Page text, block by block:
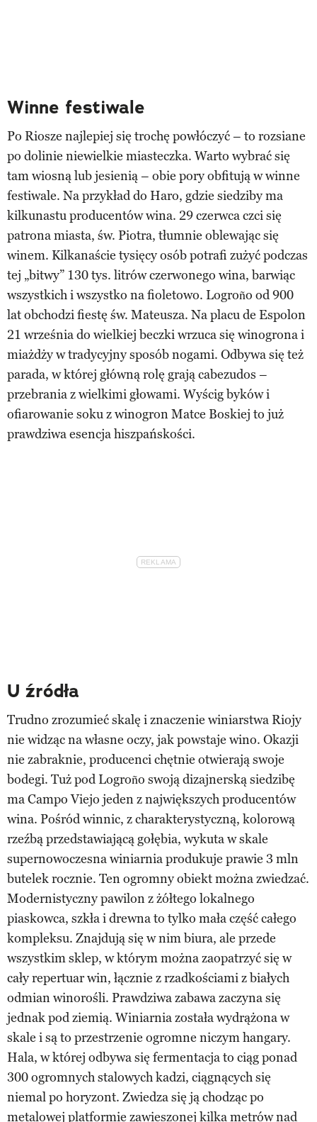
Winne festiwale
Po Riosze najlepiej się trochę powłóczyć – to rozsiane
po dolinie niewielkie miasteczka. Warto wybrać się
tam wiosną lub jesienią – obie pory obfitują w winne
festiwale. Na przykład do Haro, gdzie siedziby ma
kilkunastu producentów wina. 29 czerwca czci się
patrona miasta, św. Piotra, tłumnie oblewając się
winem. Kilkanaście tysięcy osób potrafi zużyć podczas
tej „bitwy” 130 tys. litrów czerwonego wina, barwiąc
wszystkich i wszystko na fioletowo. Logroño od 900
lat obchodzi fiestę św. Mateusza. Na placu de Espolon
21 września do wielkiej beczki wrzuca się winogrona i
miażdży w tradycyjny sposób nogami. Odbywa się też
parada, w której główną rolę grają cabezudos –
przebrania z wielkimi głowami. Wyścig byków i
ofiarowanie soku z winogron Matce Boskiej to już
prawdziwa esencja hiszpańskości.
U źródła
Trudno zrozumieć skalę i znaczenie winiarstwa Riojy
nie widząc na własne oczy, jak powstaje wino. Okazji
nie zabraknie, producenci chętnie otwierają swoje
bodegi. Tuż pod Logroño swoją dizajnerską siedzibę
ma Campo Viejo jeden z największych producentów
wina. Pośród winnic, z charakterystyczną, kolorową
rzeźbą przedstawiającą gołębia, wykuta w skale
supernowoczesna winiarnia produkuje prawie 3 mln
butelek rocznie. Ten ogromny obiekt można zwiedzać.
Modernistyczny pawilon z żółtego lokalnego
piaskowca, szkła i drewna to tylko mała część całego
kompleksu. Znajdują się w nim biura, ale przede
wszystkim sklep, w którym można zaopatrzyć się w
cały repertuar win, łącznie z rzadkościami z białych
odmian winorośli. Prawdziwa zabawa zaczyna się
jednak pod ziemią. Winiarnia została wydrążona w
skale i są to przestrzenie ogromne niczym hangary.
Hala, w której odbywa się fermentacja to ciąg ponad
300 ogromnych stalowych kadzi, ciągnących się
niemal po horyzont. Zwiedza się ją chodząc po
metalowej platformie zawieszonej kilka metrów nad